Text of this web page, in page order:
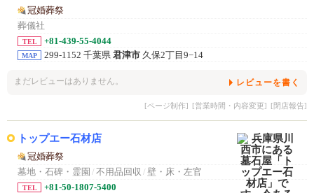
冠婚葬祭
葬儀社
TEL +81-439-55-4044
MAP 299-1152 千葉県 君津市 久保2丁目9−14
まだレビューはありません。 レビューを書く
[ページ制作] [営業時間・内容変更] [閉店報告]
トップエー石材店
冠婚葬祭
墓地・石碑・霊園 / 不用品回収 / 壁・床・左官
TEL +81-50-1807-5400